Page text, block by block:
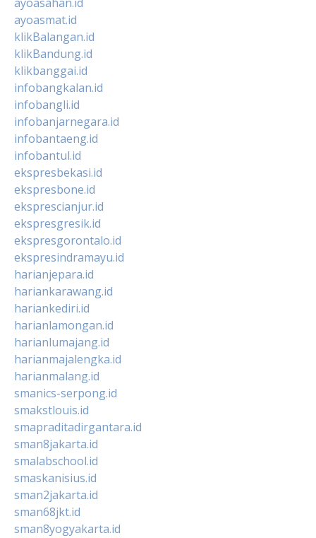
ayoasmat.id
klikBalangan.id
klikBandung.id
klikbanggai.id
infobangkalan.id
infobangli.id
infobanjarnegara.id
infobantaeng.id
infobantul.id
ekspresbekasi.id
ekspresbone.id
eksprescianjur.id
ekspresgresik.id
ekspresgorontalo.id
ekspresindramayu.id
harianjepara.id
hariankarawang.id
hariankediri.id
harianlamongan.id
harianlumajang.id
harianmajalengka.id
harianmalang.id
smanics-serpong.id
smakstlouis.id
smapraditadirgantara.id
sman8jakarta.id
smalabschool.id
smaskanisius.id
sman2jakarta.id
sman68jkt.id
sman8yogyakarta.id